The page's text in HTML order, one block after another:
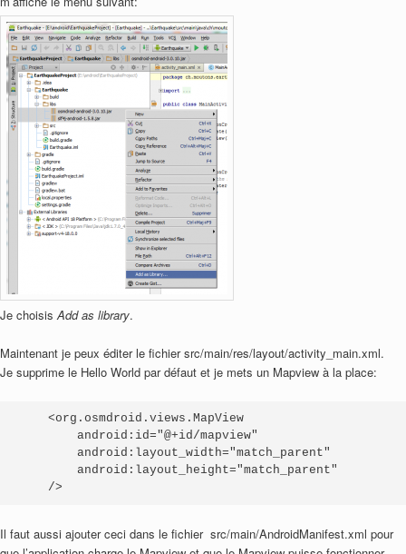
Je choisisAdd as library.
Maintenant je peux éditer le fichier src/main/res/layout/activity_main.xml.
Je supprime le Hello World par défaut et je mets un Mapview à la place:
<org.osmdroid.views.MapView
android:id="@+id/mapview"
android:layout_width="match_parent"
android:layout_height="match_parent"
/>
Il faut aussi ajouter ceci dans le fichier src/main/AndroidManifest.xml pour